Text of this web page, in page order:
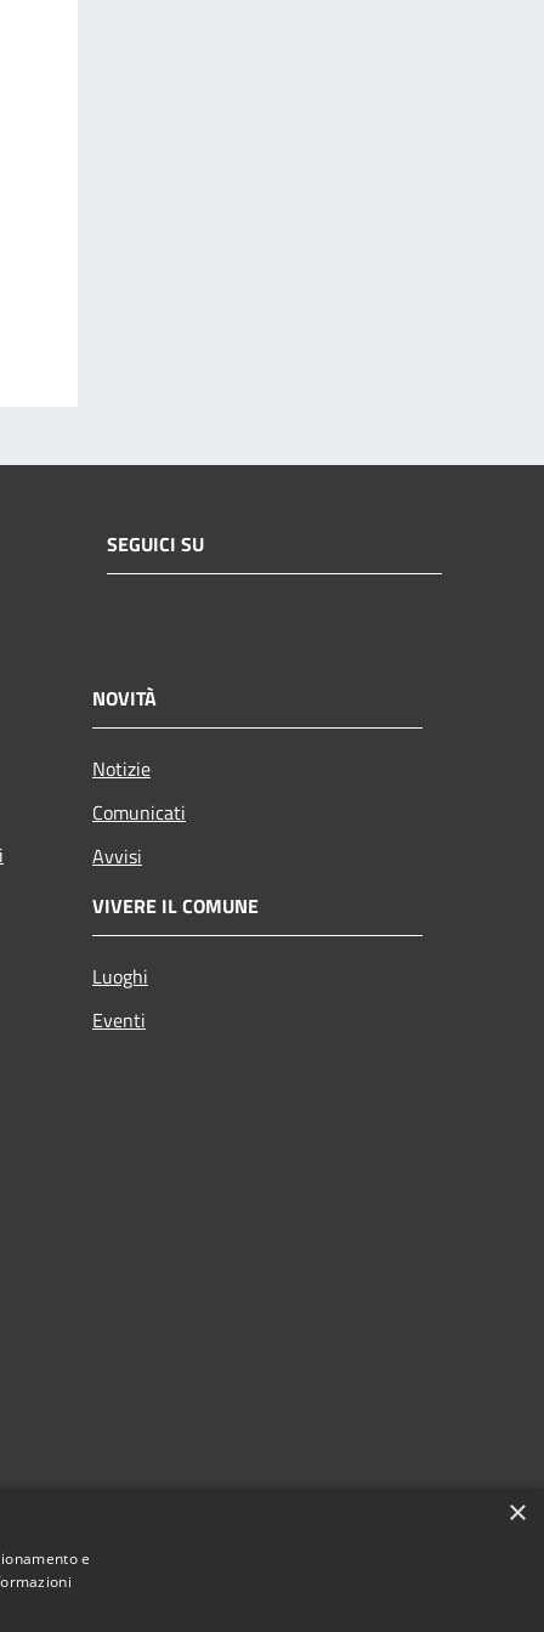
SEGUICI SU
NOVITÀ
Notizie
Comunicati
Avvisi
VIVERE IL COMUNE
Luoghi
Eventi
×
e